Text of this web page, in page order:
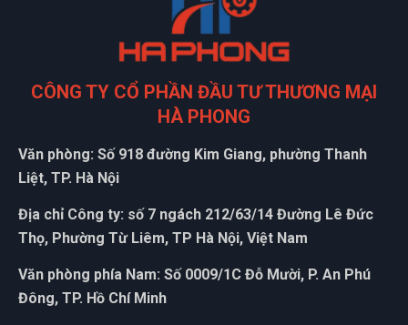
CÔNG TY CỔ PHẦN ĐẦU TƯ THƯƠNG MẠI
HÀ PHONG
Văn phòng: Số 918 đường Kim Giang, phường Thanh
Liệt, TP. Hà Nội
Địa chỉ Công ty: số 7 ngách 212/63/14 Đường Lê Đức
Thọ, Phường Từ Liêm, TP Hà Nội, Việt Nam
Văn phòng phía Nam: Số 0009/1C Đỗ Mười, P. An Phú
Đông, TP. Hồ Chí Minh